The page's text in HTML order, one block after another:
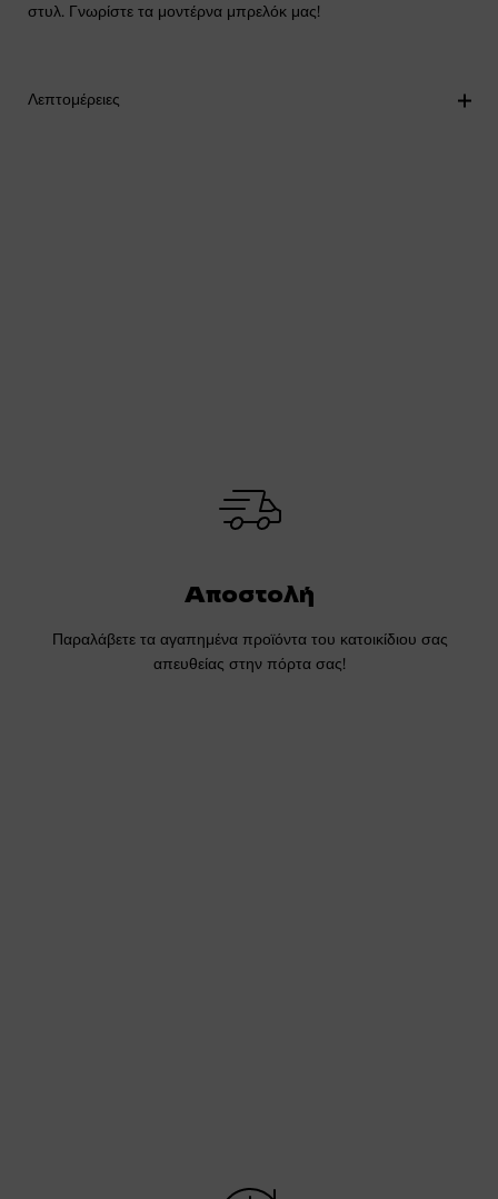
στυλ. Γνωρίστε τα μοντέρνα μπρελόκ μας!
Λεπτομέρειες
Αποστολή
Παραλάβετε τα αγαπημένα προϊόντα του κατοικίδιου σας
απευθείας στην πόρτα σας!